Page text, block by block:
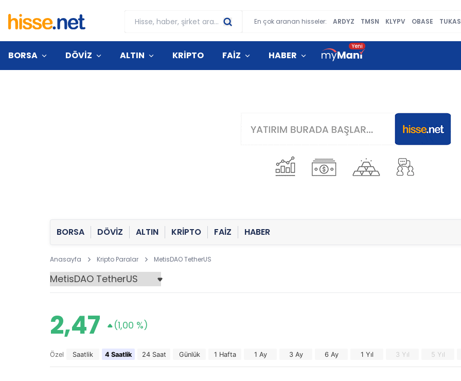
En çok aranan hisseler: ARDYZ TMSN KLYPV OBASE TUKAS
BORSA DÖVİZ ALTIN KRİPTO FAİZ HABER
BORSA DÖVİZ ALTIN KRİPTO FAİZ HABER
Anasayfa Kripto Paralar MetisDAO TetherUS
2,47 (1,00 %)
Özel Saatlik 4 Saatlik 24 Saat Günlük 1 Hafta 1 Ay 3 Ay 6 Ay 1 Yıl 3 Yıl 5 Yıl